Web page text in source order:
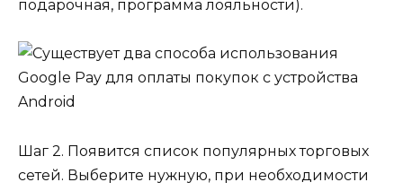
подарочная, программа лояльности).
Шаг 2. Появится список популярных торговых
сетей. Выберите нужную, при необходимости